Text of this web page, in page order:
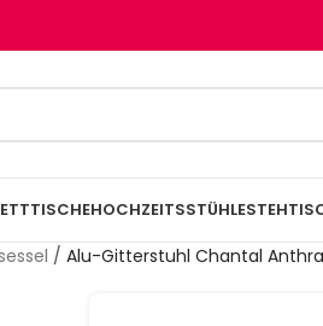
HOCHZEITSSTÜHLE
/ Alu-Gitterstuhl Chantal